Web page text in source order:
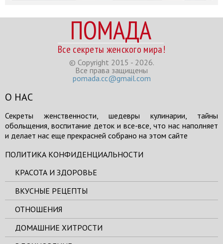
ПОМАДА
Все секреты женского мира!
© Copyright 2015 - 2026.
Все права защищены
pomada.cc@gmail.com
О НАС
Секреты женственности, шедевры кулинарии, тайны
обольщения, воспитание деток и все-все, что нас наполняет
и делает нас еще прекрасней собрано на этом сайте
ПОЛИТИКА КОНФИДЕНЦИАЛЬНОСТИ
КРАСОТА И ЗДОРОВЬЕ
ВКУСНЫЕ РЕЦЕПТЫ
ОТНОШЕНИЯ
ДОМАШНИЕ ХИТРОСТИ